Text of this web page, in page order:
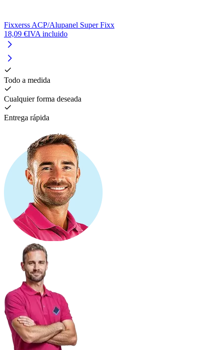
Fixxerss ACP/Alupanel Super Fixx
18,09 €IVA incluido
Todo a medida
Cualquier forma deseada
Entrega rápida